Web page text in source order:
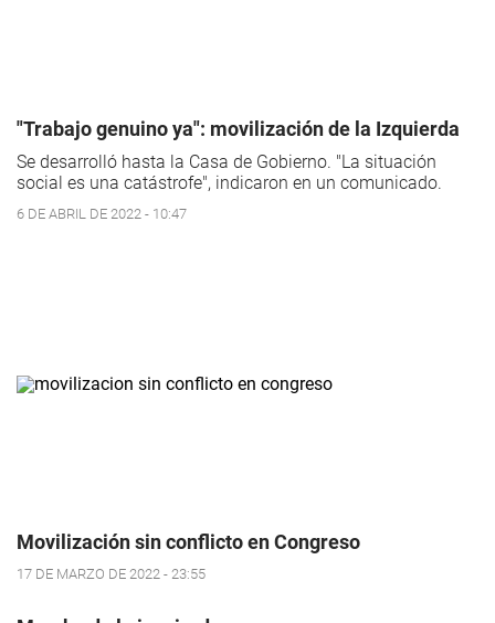
"Trabajo genuino ya": movilización de la Izquierda
Se desarrolló hasta la Casa de Gobierno. "La situación
social es una catástrofe", indicaron en un comunicado.
6 DE ABRIL DE 2022 - 10:47
Movilización sin conflicto en Congreso
17 DE MARZO DE 2022 - 23:55